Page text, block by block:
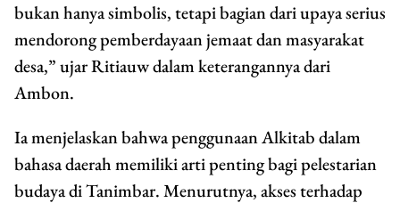
bukan hanya simbolis, tetapi bagian dari upaya serius
mendorong pemberdayaan jemaat dan masyarakat
desa,” ujar Ritiauw dalam keterangannya dari
Ambon.
Ia menjelaskan bahwa penggunaan Alkitab dalam
bahasa daerah memiliki arti penting bagi pelestarian
budaya di Tanimbar. Menurutnya, akses terhadap